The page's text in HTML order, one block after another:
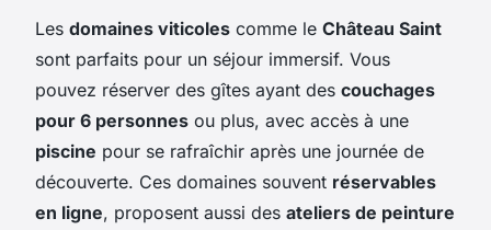
Les domaines viticoles comme le Château Saint
sont parfaits pour un séjour immersif. Vous
pouvez réserver des gîtes ayant des couchages
pour 6 personnes ou plus, avec accès à une
piscine pour se rafraîchir après une journée de
découverte. Ces domaines souvent réservables
en ligne, proposent aussi des ateliers de peinture